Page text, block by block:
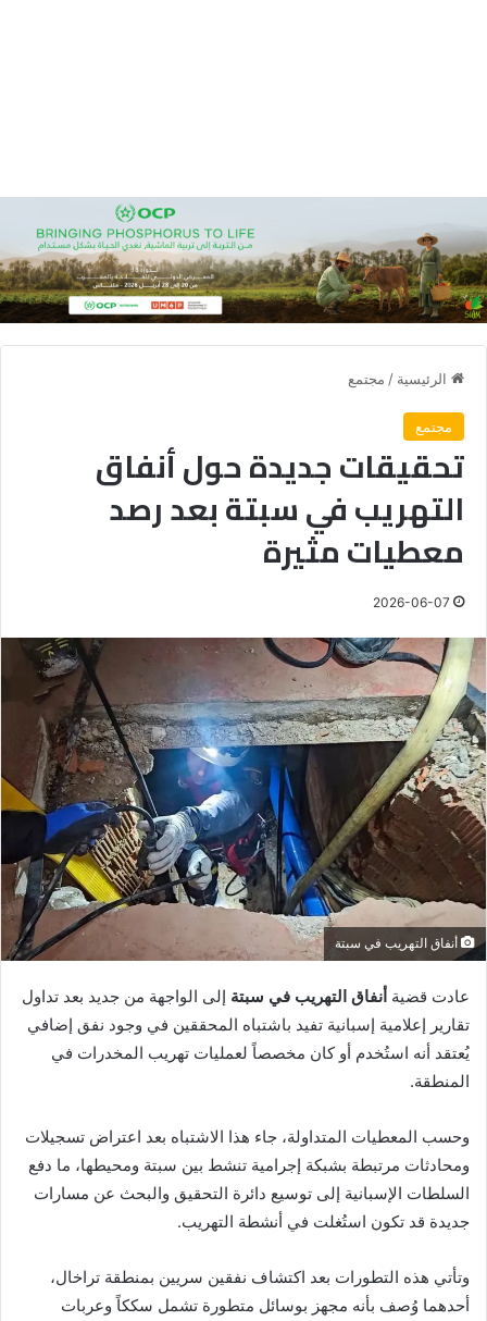
الرئيسية / مجتمع
مجتمع
تحقيقات جديدة حول أنفاق
التهريب في سبتة بعد رصد
معطيات مثيرة
2026-06-07
أنفاق التهريب في سبتة
عادت قضية أنفاق التهريب في سبتة إلى الواجهة من جديد بعد تداول
تقارير إعلامية إسبانية تفيد باشتباه المحققين في وجود نفق إضافي
يُعتقد أنه استُخدم أو كان مخصصاً لعمليات تهريب المخدرات في
المنطقة.
وحسب المعطيات المتداولة، جاء هذا الاشتباه بعد اعتراض تسجيلات
ومحادثات مرتبطة بشبكة إجرامية تنشط بين سبتة ومحيطها، ما دفع
السلطات الإسبانية إلى توسيع دائرة التحقيق والبحث عن مسارات
جديدة قد تكون استُغلت في أنشطة التهريب.
وتأتي هذه التطورات بعد اكتشاف نفقين سريين بمنطقة تراخال،
أحدهما وُصف بأنه مجهز بوسائل متطورة تشمل سككاً وعربات